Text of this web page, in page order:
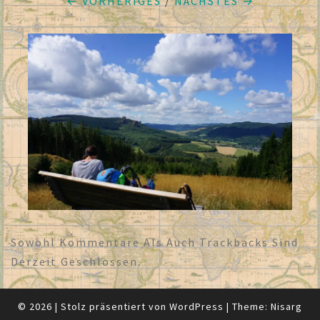
Sowohl Kommentare Als Auch Trackbacks Sind
Derzeit Geschlossen.
© 2026 | Stolz präsentiert von WordPress | Theme: Nisarg